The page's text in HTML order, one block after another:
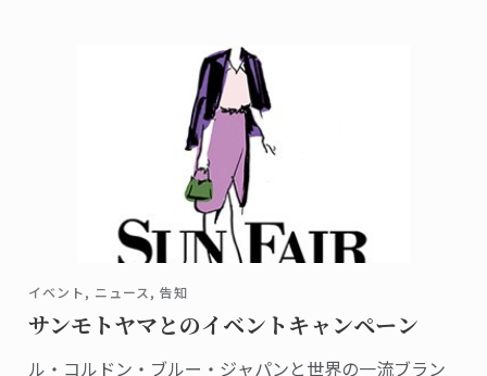
イベント, ニュース, 告知
サンモトヤマとのイベントキャンペーン
ル・コルドン・ブルー・ジャパンと世界の一流ブラン